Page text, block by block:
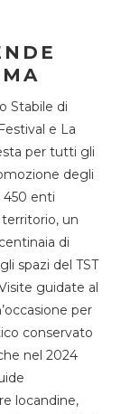
Stabile di
e La
per tutti gli
degli
450 enti
un
di
spazi del TST
guidate al
per
conservato
nel 2024
locandine,